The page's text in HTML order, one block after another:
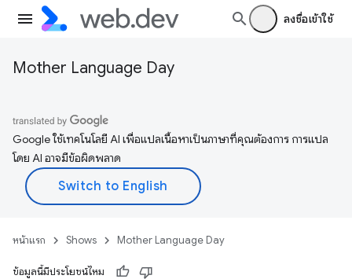
ลงชื่อเข้าใช้
Mother Language Day
Google ใช้เทคโนโลยี AI เพื่อแปลเนื้อหาเป็นภาษาที่คุณต้องการ การแปล
โดย AI อาจมีข้อผิดพลาด
หน้าแรก Shows Mother Language Day
ข้อมูลนี้มีประโยชน์ไหม